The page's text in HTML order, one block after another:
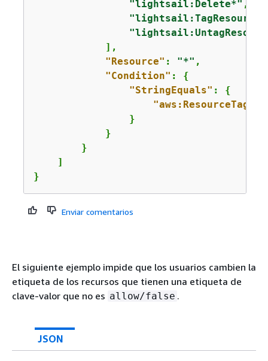
"lightsail:Delete*" ,
"lightsail:TagResource"
            ],
"Resource" : "*" ,
"Condition" : {
"StringEquals" : {
"aws:ResourceTag/
                }
            }
        }
    ]
}
Enviar comentarios
El siguiente ejemplo impide que los usuarios cambien la
etiqueta de los recursos que tienen una etiqueta de
clave-valor que no es allow/false .
JSON